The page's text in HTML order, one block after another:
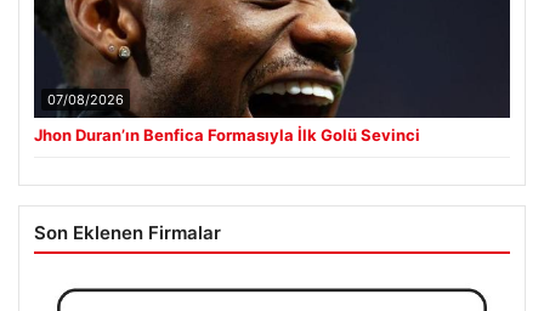
07/08/2026
Jhon Duran’ın Benfica Formasıyla İlk Golü Sevinci
Son Eklenen Firmalar